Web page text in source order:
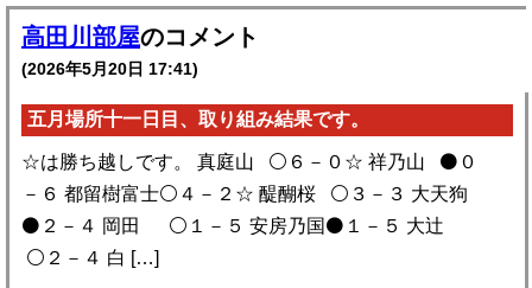
高田川部屋のコメント
(2026年5月20日 17:41)
五月場所十一日目、取り組み結果です。
☆は勝ち越しです。 真庭山 ⚪️６－０☆ 祥乃山 ⚫️０
－６ 都留樹富士⚪️４－２☆ 醍醐桜 ⚪️３－３ 大天狗
⚫️２－４ 岡田 ⚪️１－５ 安房乃国⚫️１－５ 大辻
⚪️２－４ 白 […]